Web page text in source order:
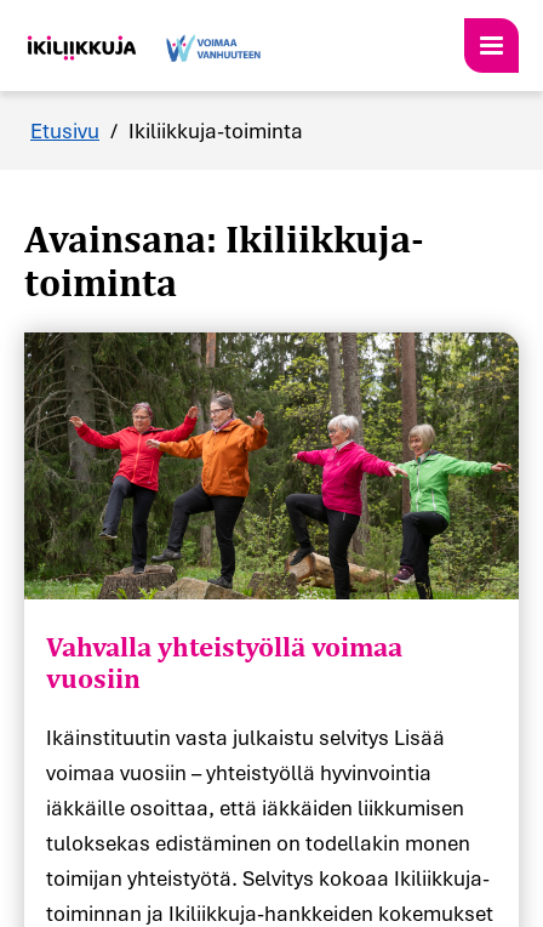
Etusivu / Ikiliikkuja-toiminta
Avainsana: Ikiliikkuja-
toiminta
Vahvalla yhteistyöllä voimaa
vuosiin
Ikäinstituutin vasta julkaistu selvitys Lisää
voimaa vuosiin – yhteistyöllä hyvinvointia
iäkkäille osoittaa, että iäkkäiden liikkumisen
tuloksekas edistäminen on todellakin monen
toimijan yhteistyötä. Selvitys kokoaa Ikiliikkuja-
toiminnan ja Ikiliikkuja-hankkeiden kokemukset